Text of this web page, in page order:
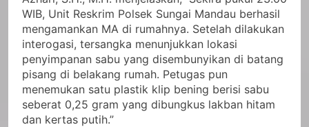
WIB, Unit Reskrim Polsek Sungai Mandau berhasil
mengamankan MA di rumahnya. Setelah dilakukan
interogasi, tersangka menunjukkan lokasi
penyimpanan sabu yang disembunyikan di batang
pisang di belakang rumah. Petugas pun
menemukan satu plastik klip bening berisi sabu
seberat 0,25 gram yang dibungkus lakban hitam
dan kertas putih.”